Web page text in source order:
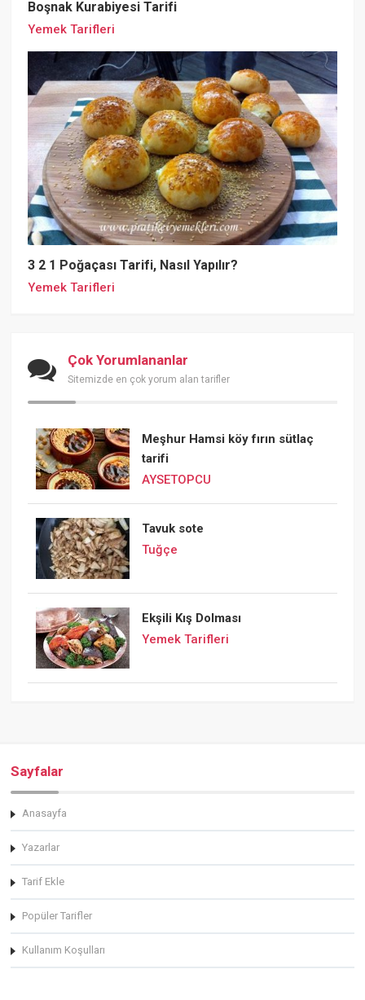
Boşnak Kurabiyesi Tarifi
Yemek Tarifleri
3 2 1 Poğaçası Tarifi, Nasıl Yapılır?
Yemek Tarifleri
Çok Yorumlananlar
Sitemizde en çok yorum alan tarifler
Meşhur Hamsi köy fırın sütlaç
tarifi
AYSETOPCU
Tavuk sote
Tuğçe
Ekşili Kış Dolması
Yemek Tarifleri
Sayfalar
Anasayfa
Yazarlar
Tarif Ekle
Popüler Tarifler
Kullanım Koşulları